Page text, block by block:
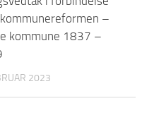
–
kommune 1837 –
2023